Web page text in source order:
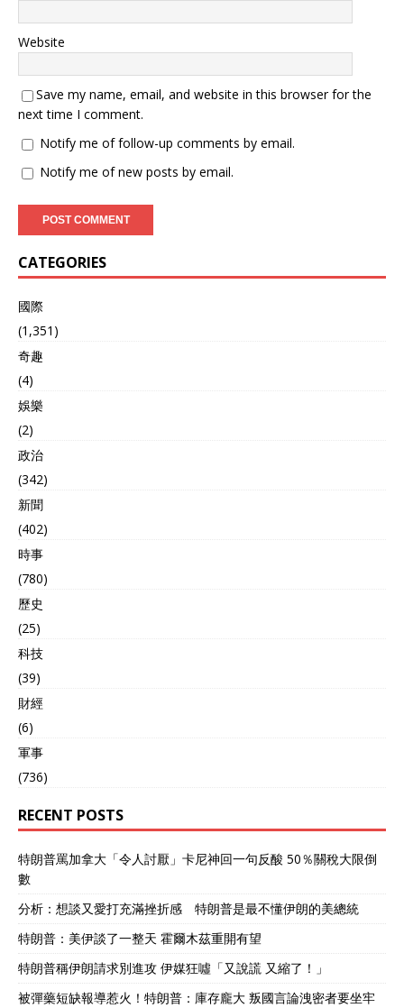
Website
Save my name, email, and website in this browser for the
next time I comment.
Notify me of follow-up comments by email.
Notify me of new posts by email.
CATEGORIES
國際
(1,351)
奇趣
(4)
娛樂
(2)
政治
(342)
新聞
(402)
時事
(780)
歷史
(25)
科技
(39)
財經
(6)
軍事
(736)
RECENT POSTS
特朗普罵加拿大「令人討厭」卡尼神回一句反酸 50％關稅大限倒
數
分析：想談又愛打充滿挫折感 特朗普是最不懂伊朗的美總統
特朗普：美伊談了一整天 霍爾木茲重開有望
特朗普稱伊朗請求別進攻 伊媒狂噓「又說謊 又縮了！」
被彈藥短缺報導惹火！特朗普：庫存龐大 叛國言論洩密者要坐牢